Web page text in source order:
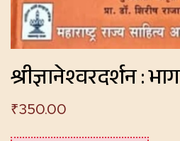
श्रीज्ञानेश्वरदर्शन :
₹350.00